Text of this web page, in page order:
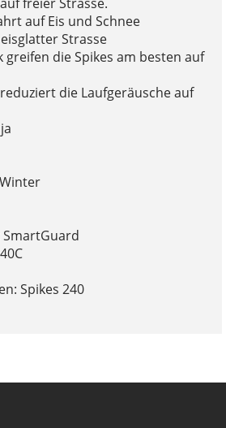
auf Eis und Schnee
Strasse
die Spikes am besten auf
die Laufgeräusche auf
SmartGuard
Spikes 240